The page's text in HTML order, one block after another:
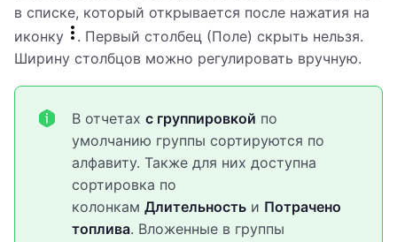
в списке, который открывается после нажатия на
иконку
. Первый столбец (Поле) скрыть нельзя.
Ширину столбцов можно регулировать вручную.
В отчетах с группировкой по
умолчанию группы сортируются по
алфавиту. Также для них доступна
сортировка по
колонкам Длительность и Потрачено
топлива. Вложенные в группы